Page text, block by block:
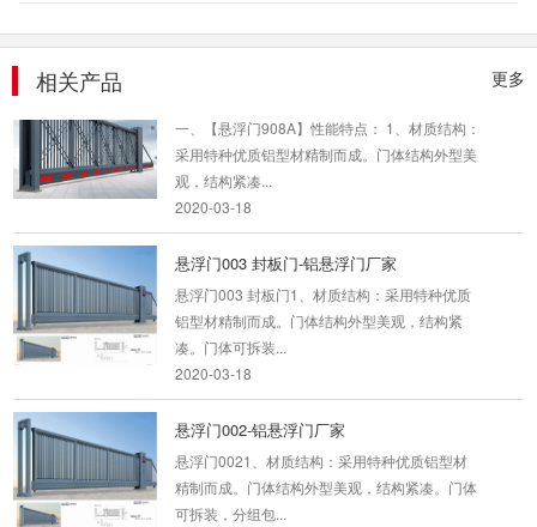
更多
相关产品
采用特种优质铝型材精制而成。门体结构外型美
观，结构紧凑...
2020-03-18
悬浮门003 封板门-铝悬浮门厂家
悬浮门003 封板门1、材质结构：采用特种优质
铝型材精制而成。门体结构外型美观，结构紧
凑。门体可拆装...
2020-03-18
悬浮门002-铝悬浮门厂家
悬浮门0021、材质结构：采用特种优质铝型材
精制而成。门体结构外型美观，结构紧凑。门体
可拆装，分组包...
2020-03-16